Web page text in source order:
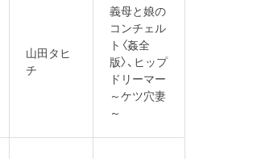
山田タヒ
チ
義母と娘の
コンチェル
ト〈姦全
版〉、ヒップ
ドリーマー
～ケツ穴妻
～